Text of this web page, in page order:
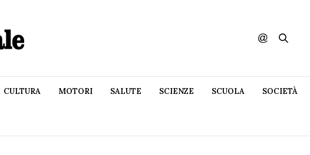
CULTURA MOTORI SALUTE SCIENZE SCUOLA SOCIETÀ